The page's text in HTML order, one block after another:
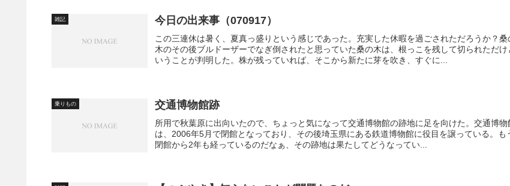
雑記 今日の出来事（070917）
この三連休は暑く、夏真っ盛りという感じであった。充実した休暇を過ごされただろうか？桑
木のその後ブルドーザーでなぎ倒されたと思っていた桑の木は、根っこを残して切られただけ
いうことが判明した。株が残っていれば、そこから新たに芽を吹き、すぐに...
乗りもの 交通博物館跡
所用で秋葉原に出向いたので、ちょっと気になって交通博物館の跡地に足を向けた。交通博物
は、2006年5月で閉館となっており、その後埼玉県にある鉄道博物館に役目を譲っている。も
閉館から2年も経っているのだなぁ、その跡地は果たしてどうなってい...